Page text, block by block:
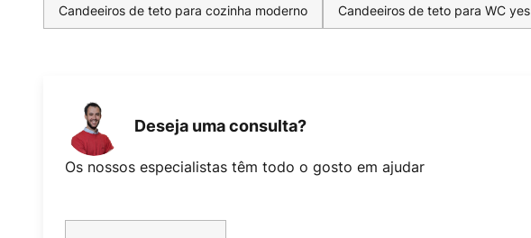
Candeeiros de teto para cozinha moderno Candeeiros de teto para WC yes
Deseja uma consulta?
Os nossos especialistas têm todo o gosto em ajudar